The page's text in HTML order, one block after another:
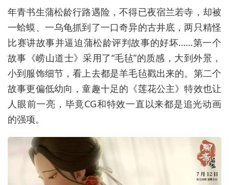
年青书生蒲松龄行路遇险，不得已夜宿兰若寺，却被
一蛤蟆、一乌龟抓到了一口奇异的古井底，两只精怪
比赛讲故事并逼迫蒲松龄评判故事的好坏……第一个
故事《崂山道士》采用了“毛毡”的质感，大到外景，
小到服饰细节，看上去都是羊毛毡戳出来的。第二个
故事更偏低幼向，童趣十足的《莲花公主》特效也让
人眼前一亮，毕竟CG和特效一直以来都是追光动画
的强项。